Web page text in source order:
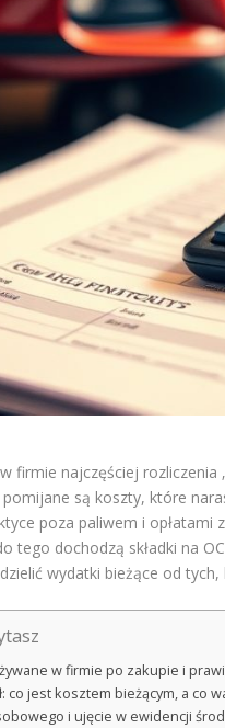
firmie najczęściej
pomijane są koszty, które
poza paliwem i
tego dochodzą składki na
wydatki bieżące od
w firmie po zakupie i
co jest kosztem bieżącym, a co
i ujęcie w ewidencji